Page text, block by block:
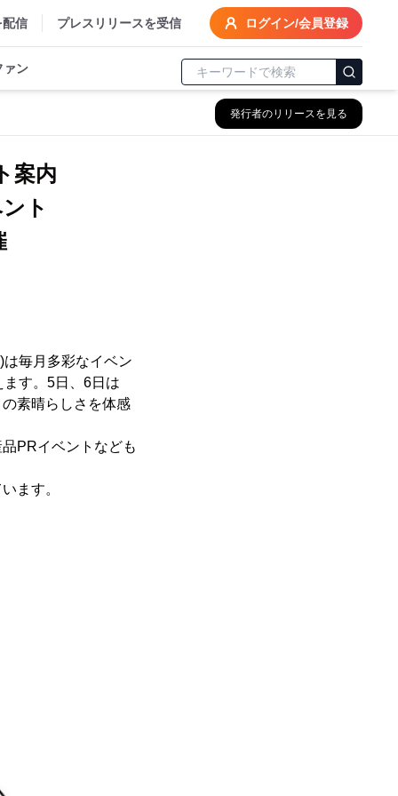
配信 プレスリリースを受信 ログイン/会員登録
ァン
発行者のリリースを見る
案内
ント
毎月多彩なイベン
す。5日、6日は
素晴らしさを体感
PRイベントなども
ます。